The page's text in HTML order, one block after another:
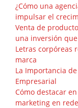
¿Cómo una
impulsar el
Venta de
una inversión
Letras corpóreas
marca
La Importancia
Empresarial
Cómo destacar
marketing en